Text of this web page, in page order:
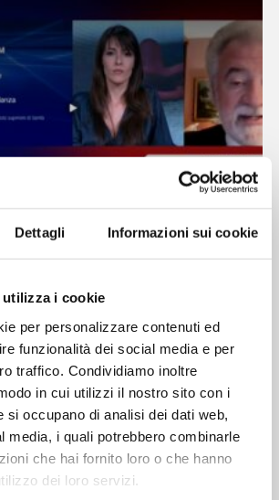
Dettagli Informazioni sui cookie
i cookie
per personalizzare contenuti ed
funzionalità dei social media e per
traffico. Condividiamo inoltre
in cui utilizzi il nostro sito con i
si occupano di analisi dei dati web,
media, i quali potrebbero combinarle
che hai fornito loro o che hanno
dei loro servizi.
Partum: intervista al
Mencacci